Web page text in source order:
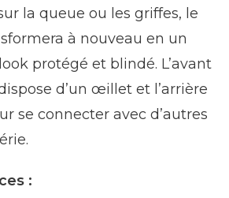
la queue ou les griffes, le
à nouveau en un
protégé et blindé. L’avant
d’un œillet et l’arrière
se connecter avec d’autres
: